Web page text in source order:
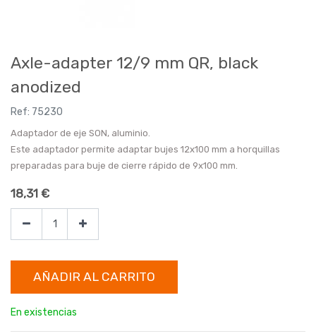
Axle-adapter 12/9 mm QR, black
anodized
Ref: 75230
Adaptador de eje SON, aluminio.
Este adaptador permite adaptar bujes 12x100 mm a horquillas
preparadas para buje de cierre rápido de 9x100 mm.
18,31 €
AÑADIR AL CARRITO
En existencias